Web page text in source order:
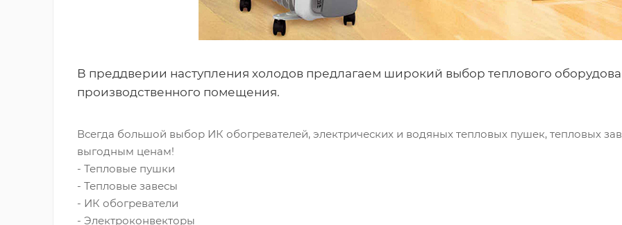
В преддверии наступления холодов предлагаем широкий выбор теплового
производственного помещения.
Всегда большой выбор ИК обогревателей, электрических и водяных тепловых пушек, тепловых
выгодным ценам!
- Тепловые пушки
- Тепловые завесы
- ИК обогреватели
- Электроконвекторы